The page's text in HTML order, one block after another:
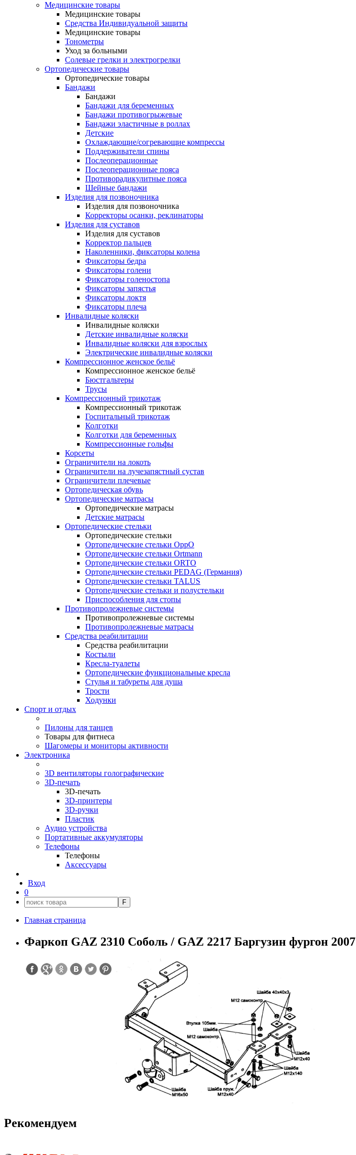
Медицинские товары
Медицинские товары
Средства Индивидуальной защиты
Медицинские товары
Тонометры
Уход за больными
Солевые грелки и электрогрелки
Ортопедические товары
Ортопедические товары
Бандажи
Бандажи
Бандажи для беременных
Бандажи противогрыжевые
Бандажи эластичные в роллах
Детские
Охлаждающие/согревающие компрессы
Поддерживатели спины
Послеоперационные
Послеоперационные пояса
Противорадикулитные пояса
Шейные бандажи
Изделия для позвоночника
Изделия для позвоночника
Корректоры осанки, реклинаторы
Изделия для суставов
Изделия для суставов
Корректор пальцев
Наколенники, фиксаторы колена
Фиксаторы бедра
Фиксаторы голени
Фиксаторы голеностопа
Фиксаторы запястья
Фиксаторы локтя
Фиксаторы плеча
Инвалидные коляски
Инвалидные коляски
Детские инвалидные коляски
Инвалидные коляски для взрослых
Электрические инвалидные коляски
Компрессионное женское бельё
Компрессионное женское бельё
Бюстгальтеры
Трусы
Компрессионный трикотаж
Компрессионный трикотаж
Госпитальный трикотаж
Колготки
Колготки для беременных
Компрессионные гольфы
Корсеты
Ограничители на локоть
Ограничители на лучезапястный сустав
Ограничители плечевые
Ортопедическая обувь
Ортопедические матрасы
Ортопедические матрасы
Детские матрасы
Ортопедические стельки
Ортопедические стельки
Ортопедические стельки OppO
Ортопедические стельки Ortmann
Ортопедические стельки ORTO
Ортопедические стельки PEDAG (Германия)
Ортопедические стельки TALUS
Ортопедические стельки и полустельки
Приспособления для стопы
Противопролежневые системы
Противопролежневые системы
Противопролежневые матрасы
Средства реабилитации
Средства реабилитации
Костыли
Кресла-туалеты
Ортопедические функциональные кресла
Стулья и табуреты для душа
Трости
Ходунки
Спорт и отдых
Пилоны для танцев
Товары для фитнеса
Шагомеры и мониторы активности
Электроника
3D вентиляторы голографические
3D-печать
3D-печать
3D-принтеры
3D-ручки
Пластик
Аудио устройства
Портативные аккумуляторы
Телефоны
Телефоны
Аксессуары
Вход
0
F
Главная страница
Фаркоп GAZ 2310 Соболь / GAZ 2217 Баргузин фургон 2007
Рекомендуем